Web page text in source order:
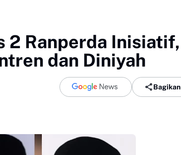
2 Ranperda Inisiatif,
dan Diniyah
Bagikan